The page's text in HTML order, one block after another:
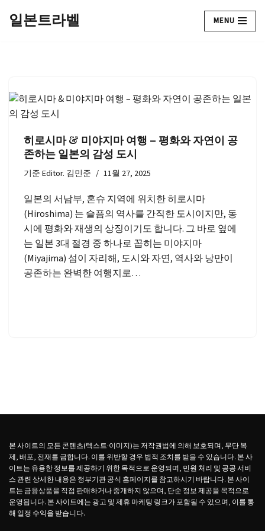
건
뛰
일본트라벨 MENU
히로시마 & 미야지마 여행 – 평화와 자연이 공
존하는 일본의 감성 도시
기준Editor. 김민준 11월 27, 2025
일본의 서남부, 혼슈 지역에 위치한 히로시마
(Hiroshima) 는 슬픔의 역사를 간직한 도시이지만, 동
시에 평화와 재생의 상징이기도 합니다. 그 바로 옆에
는 일본 3대 절경 중 하나로 꼽히는 미야지마
(Miyajima) 섬이 자리해, 도시와 자연, 역사와 낭만이
공존하는 완벽한 여행지로…
본 사이트의 모든 콘텐츠(텍스트·이미지)는 저작권법에 의해 보호되며, 무단 복
제, 배포, 전재를 금합니다. 이를 위반할 경우 법적 조치를 받을 수 있습니다. 본 사
이트는 유용한 정보를 제공하기 위한 목적으로 운영되며, 민원 처리 및 공공 서비
스 관련 상세한 내용은 정부기관 공식 홈페이지를 참고하시기 바랍니다. 본 사이
트는 금융상품을 직접 판매하거나 중개하지 않으며, 단순 정보 제공을 목적으로
운영됩니다. 본 사이트에는 광고 및 제휴 마케팅 링크가 포함될 수 있으며, 이를 통
해 일정 수익을 받습니다.